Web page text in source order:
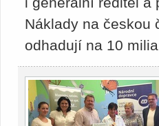
Náklady na českou
odhadují na 10